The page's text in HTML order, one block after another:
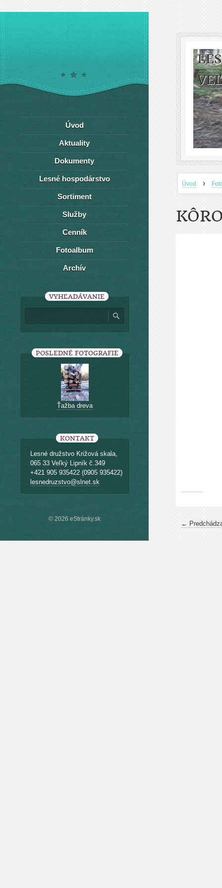
Úvod ›
←
Úvod
Aktuality
Dokumenty
Lesné hospodárstvo
Sortiment
Služby
Cenník
Fotoalbum
Archív
VYHĽADÁVANIE
POSLEDNÉ FOTOGRAFIE
Ťažba dreva
KONTAKT
Lesné družstvo Križová skala,
065 33 Veľký Lipník č.349
+421 905 935422 (0905 935422)
lesnedruzstvo@slnet.sk
© 2026 eStránky.sk